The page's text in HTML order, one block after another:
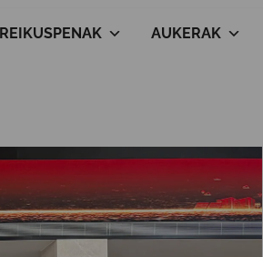
AUKERAK